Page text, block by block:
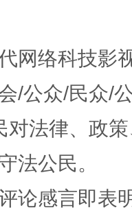
网络科技影
/公众/民众/
对法律、政
法公民。
论感言即表